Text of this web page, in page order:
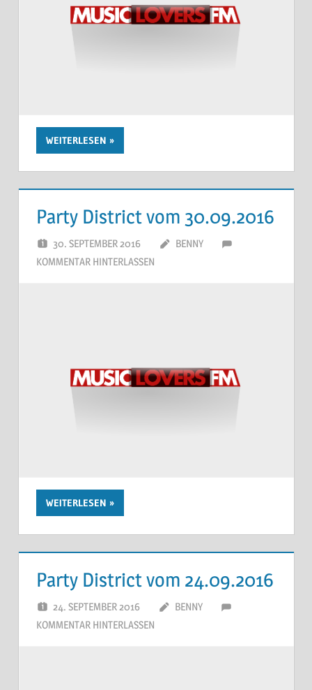
WEITERLESEN
Party District vom 30.09.2016
30. SEPTEMBER 2016
BENNY
KOMMENTAR HINTERLASSEN
WEITERLESEN
Party District vom 24.09.2016
24. SEPTEMBER 2016
BENNY
KOMMENTAR HINTERLASSEN